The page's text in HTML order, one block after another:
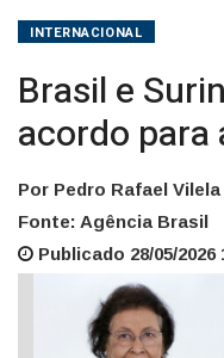
INTERNACIONAL
Brasil e
acordo
Por Pedro Rafael
Fonte: Agência Brasil
Publicado 28/05/2026